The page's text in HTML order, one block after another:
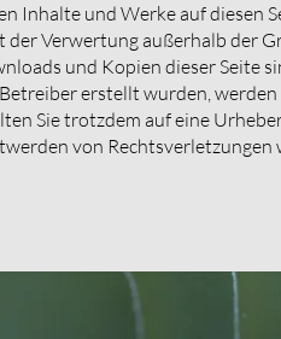
Inhalte und Werke auf diesen
Verwertung außerhalb der
und Kopien dieser Seite
erstellt wurden,
Sie trotzdem auf eine
von